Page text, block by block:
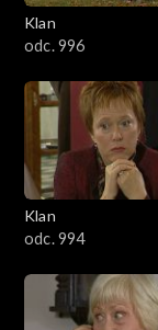
3701–3800
3601–3700
3501–3600
3401–3500
3201–3300
Klan
odc. 996
Klan
odc. 994